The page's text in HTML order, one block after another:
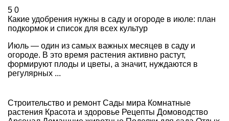
5 0
Какие удобрения нужны в саду и огороде в июле: план
подкормок и список для всех культур
Июль — один из самых важных месяцев в саду и
огороде. В это время растения активно растут,
формируют плоды и цветы, а значит, нуждаются в
регулярных ...
Строительство и ремонт Сады мира Комнатные
растения Красота и здоровье Рецепты Домоводство